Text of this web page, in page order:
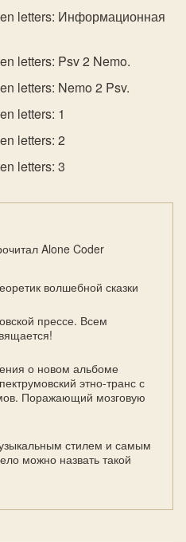
letters: Информационная
letters: Psv 2 Nemo.
letters: Nemo 2 Psv.
letters: 1
letters: 2
letters: 3
Alone Coder
волшебной сказки
прессе. Всем
о новом альбоме
этно-транс с
Поражающий мозговую
стилем и самым
можно назвать такой